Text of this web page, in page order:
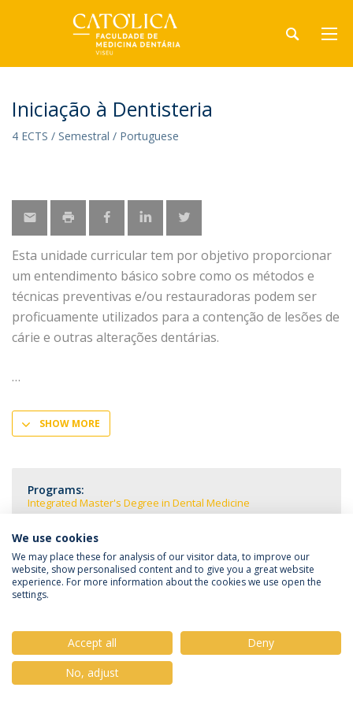
Iniciação à Dentisteria
4 ECTS / Semestral / Portuguese
Esta unidade curricular tem por objetivo proporcionar
um entendimento básico sobre como os métodos e
técnicas preventivas e/ou restauradoras podem ser
proficuamente utilizados para a contenção de lesões de
cárie e outras alterações dentárias.
SHOW MORE
Programs:
Integrated Master's Degree in Dental Medicine
Privacy Policy Terms & Conditions Rights of Data Subjects
© 2026 Universidade Católica Portuguesa
We use cookies
We may place these for analysis of our visitor data, to improve our
website, show personalised content and to give you a great website
experience. For more information about the cookies we use open the
settings.
Accept all
Deny
No, adjust